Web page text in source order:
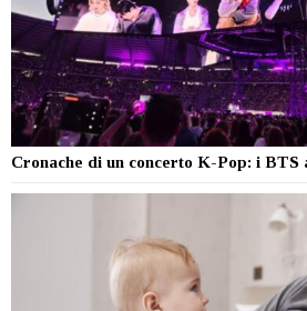
Cronache di un concerto K-Pop: i BTS